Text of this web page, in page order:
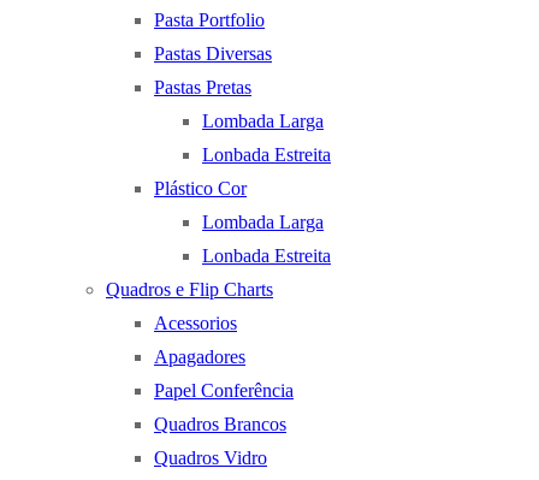
Pasta Portfolio
Pastas Diversas
Pastas Pretas
Lombada Larga
Lonbada Estreita
Plástico Cor
Lombada Larga
Lonbada Estreita
Quadros e Flip Charts
Acessorios
Apagadores
Papel Conferência
Quadros Brancos
Quadros Vidro